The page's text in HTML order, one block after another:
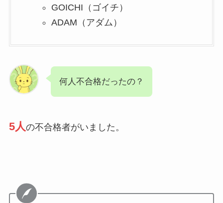
GOICHI（ゴイチ）
ADAM（アダム）
何人不合格だったの？
5人の不合格者がいました。